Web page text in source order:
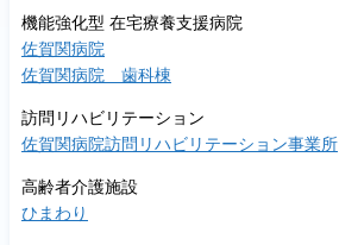
ら
せ
は
あ
り
ま
ん
機能強化型 在宅療養支援病院
佐賀関病院
佐賀関病院 歯科棟
訪問リハビリテーション
佐賀関病院訪問リハビリテーション事業所
高齢者介護施設
ひまわり